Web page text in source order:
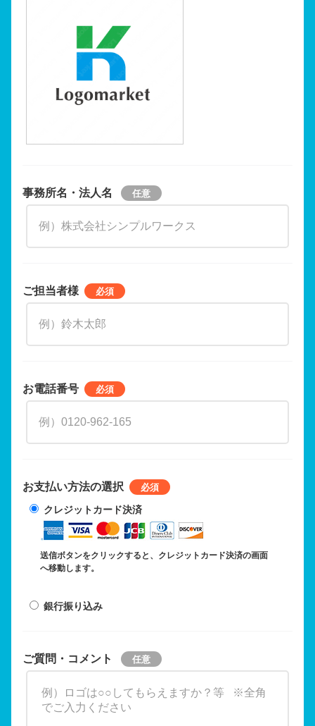
事務所名・法人名
ご担当者様
お電話番号
お支払い方法の選択
クレジットカード決済
送信ボタンをクリックすると、クレジットカード決済の画面
へ移動します。
銀行振り込み
ご質問・コメント